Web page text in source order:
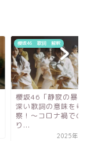
櫻坂46 歌詞 解釈
櫻坂46「静寂の暴力
深い歌詞の意味を考
察！〜コロナ禍での
り...
2025年5